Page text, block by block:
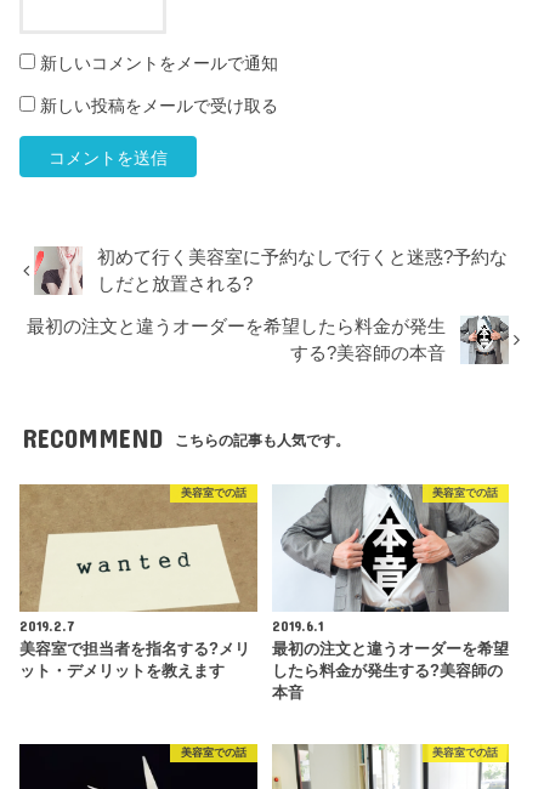
新しいコメントをメールで通知
新しい投稿をメールで受け取る
初めて行く美容室に予約なしで行くと迷惑?予約な
しだと放置される?
最初の注文と違うオーダーを希望したら料金が発生
する?美容師の本音
RECOMMEND こちらの記事も人気です。
美容室での話
2019.2.7
美容室で担当者を指名する?メリ
ット・デメリットを教えます
美容室での話
2019.6.1
最初の注文と違うオーダーを希望
したら料金が発生する?美容師の
本音
美容室での話 美容室での話